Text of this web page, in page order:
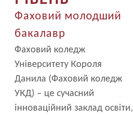
Фаховий молодший
бакалавр
Фаховий коледж
Університету Короля
Данила (Фаховий коледж
УКД) – це сучасний
інноваційний заклад освіти,